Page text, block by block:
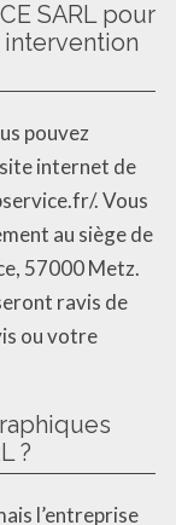
SARL pour
pouvez
internet de
. Vous
au siège de
57000 Metz.
ravis de
ou votre
?
l’entreprise